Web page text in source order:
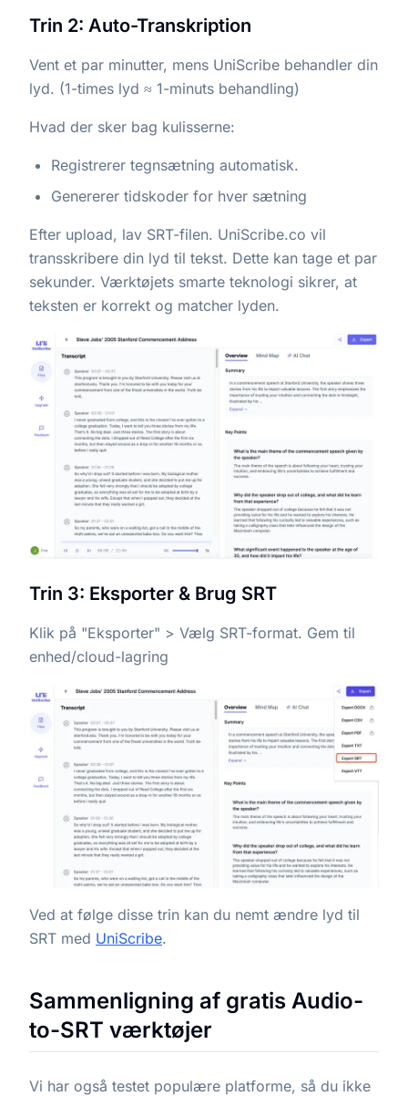
Trin 2: Auto-Transkription
Vent et par minutter, mens UniScribe behandler din
lyd. (1-times lyd ≈ 1-minuts behandling)
Hvad der sker bag kulisserne:
Registrerer tegnsætning automatisk.
Genererer tidskoder for hver sætning
Efter upload, lav SRT-filen. UniScribe.co vil
transskribere din lyd til tekst. Dette kan tage et par
sekunder. Værktøjets smarte teknologi sikrer, at
teksten er korrekt og matcher lyden.
Trin 3: Eksporter & Brug SRT
Klik på "Eksporter" > Vælg SRT-format. Gem til
enhed/cloud-lagring
Ved at følge disse trin kan du nemt ændre lyd til
SRT med UniScribe.
Sammenligning af gratis Audio-
to-SRT værktøjer
Vi har også testet populære platforme, så du ikke